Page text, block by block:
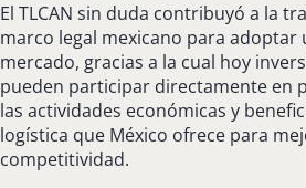
El TLCAN sin duda contribuyó a la
marco legal mexicano para adoptar
mercado, gracias a la cual hoy
pueden participar directamente en
las actividades económicas y
logística que México ofrece para
competitividad.